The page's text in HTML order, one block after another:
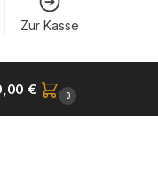
Zur Kasse
€ 0